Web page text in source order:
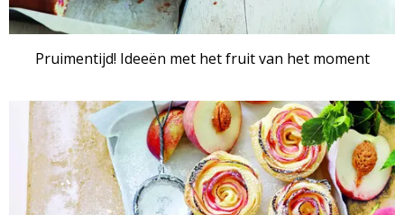
Pruimentijd! Ideeën met het fruit van het moment
RECEPTENSET